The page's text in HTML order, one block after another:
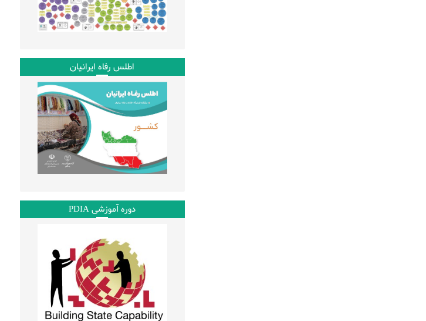
اطلس رفاه ایرانیان
دوره آموزشی PDIA